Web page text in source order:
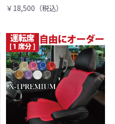
￥18,500（税込）